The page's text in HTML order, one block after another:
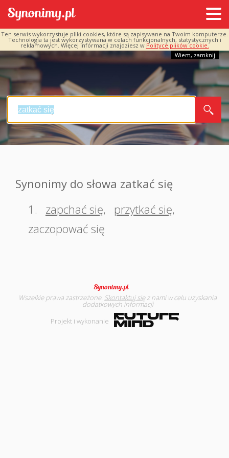
Ten serwis wykorzystuje pliki cookies, które są zapisywane na Twoim komputerze.
Technologia ta jest wykorzystywana w celach funkcjonalnych, statystycznych i
reklamowych. Więcej informacji znajdziesz w Polityce plików cookie.
Wiem, zamknij
Synonimy do słowa zatkać się
1.
zapchać się, przytkać się,
zaczopować się
Wszelkie prawa zastrzeżone. Skontaktuj sięz nami w celu uzyskania
dodatkowych informacji
Projekt i wykonanie